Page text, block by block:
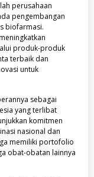
perusahaan
pengembangan
biofarmasi.
produk-produk
terbaik dan
untuk
sebagai
yang terlibat
komitmen
nasional dan
memiliki portofolio
obat-obatan lainnya